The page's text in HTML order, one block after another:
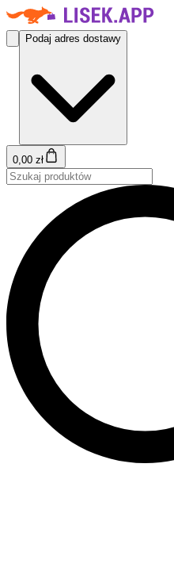
Podaj adres dostawy
0,00 zł